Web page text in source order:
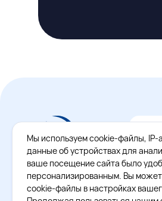
Мы используем cookie-файлы, IP-
данные об устройствах для
ваше посещение сайта было
персонализированным. Вы
cookie-файлы в настройках